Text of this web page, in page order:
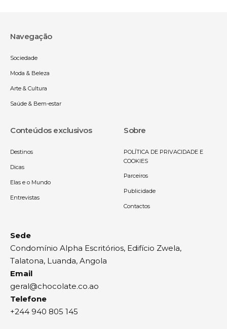
Navegação
Sociedade
Moda & Beleza
Arte & Cultura
Saúde & Bem-estar
Conteúdos exclusivos
Destinos
Dicas
Elas e o Mundo
Entrevistas
Sobre
POLÍTICA DE PRIVACIDADE E
COOKIES
Parceiros
Publicidade
Contactos
Sede
Condomínio Alpha Escritórios, Edifício Zwela,
Talatona, Luanda, Angola
Email
geral@chocolate.co.ao
Telefone
+244 940 805 145